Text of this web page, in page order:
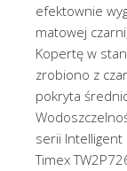
efektownie
matowej
Kopertę w
zrobiono z
pokryta
serii
Timex